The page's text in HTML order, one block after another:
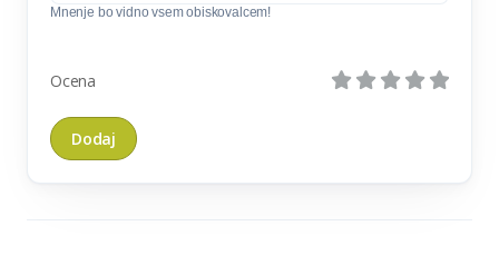
Mnenje bo vidno vsem obiskovalcem!
Ocena